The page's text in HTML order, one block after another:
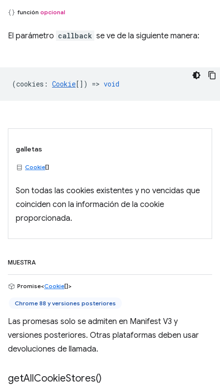
función opcional
El parámetro callback se ve de la siguiente manera:
(cookies : Cookie[]) => void
galletas
Cookie[]
Son todas las cookies existentes y no vencidas que
coinciden con la información de la cookie
proporcionada.
MUESTRA
Promise<Cookie[]>
Chrome 88 y versiones posteriores
Las promesas solo se admiten en Manifest V3 y
versiones posteriores. Otras plataformas deben usar
devoluciones de llamada.
getAllCookieStores()